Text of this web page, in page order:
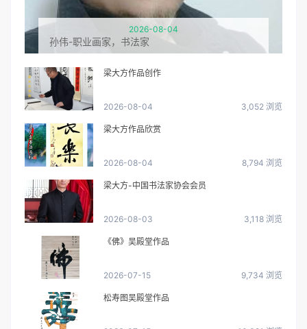
2026-08-04
孙伟-职业画家，书法家
梁大方作品创作
2026-08-04 3,052 浏览
梁大方作品欣赏
2026-08-04 8,794 浏览
梁大方-中国书法家协会会员
2026-08-03 3,118 浏览
《佛》吴殿堂作品
2026-07-15 9,734 浏览
松寿图吴殿堂作品